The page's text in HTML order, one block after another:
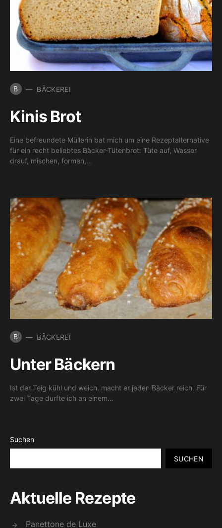
B BÄCKEREI
Kinis Brot
Eine befreundete Müllerin bat mich um eine Rezeptalternative
für ein recht beliebtes Bäcker-Tütenbrot: Tüte auf, Wasser
drauf, mischen, formen,…
B BÄCKEREI
Unter Bäckern
Ist der Teig kühl und weich, macht er jeden Bäcker reich. Für
zwei Tage durfte ich an einem…
Suchen
SUCHEN
Aktuelle Rezepte
Panettone de Luxe